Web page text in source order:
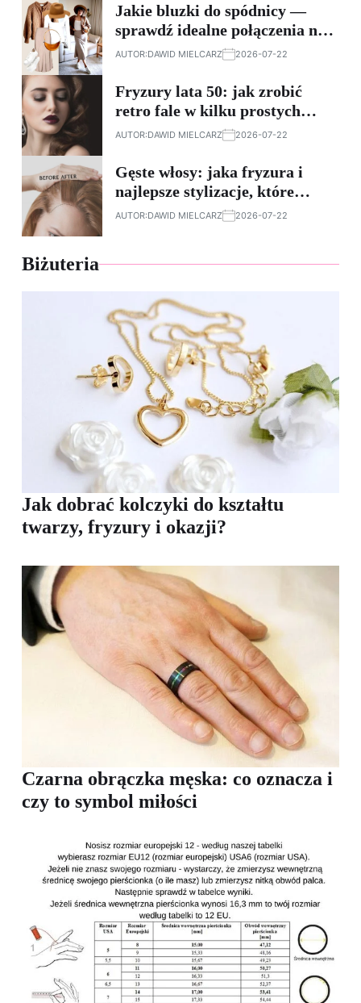
Jakie bluzki do spódnicy —
sprawdź idealne połączenia na
każdą okazję
AUTOR:DAWID MIELCARZ 2026-07-22
Fryzury lata 50: jak zrobić
retro fale w kilku prostych
krokach
AUTOR:DAWID MIELCARZ 2026-07-22
Gęste włosy: jaka fryzura i
najlepsze stylizacje, które
ułatwią życie
AUTOR:DAWID MIELCARZ 2026-07-22
Biżuteria
Jak dobrać kolczyki do kształtu
twarzy, fryzury i okazji?
Czarna obrączka męska: co oznacza i
czy to symbol miłości